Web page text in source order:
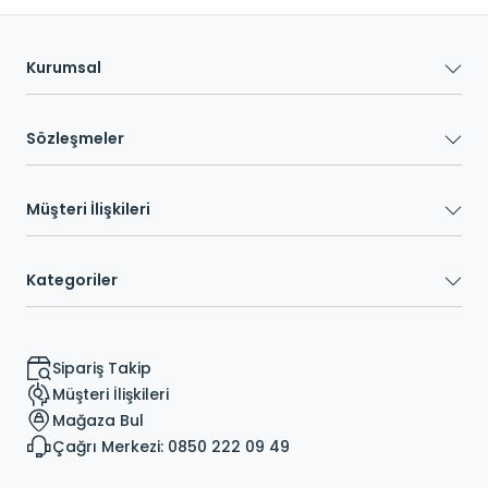
Kurumsal
Sözleşmeler
Müşteri İlişkileri
Kategoriler
Sipariş Takip
Müşteri İlişkileri
Mağaza Bul
Çağrı Merkezi: 0850 222 09 49